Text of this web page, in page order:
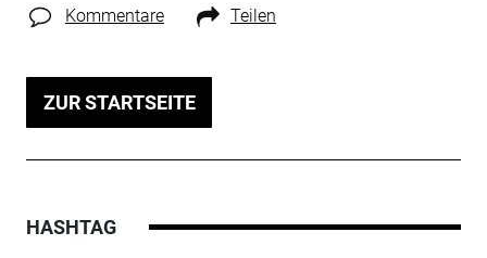
Kommentare Teilen
ZUR STARTSEITE
HASHTAG